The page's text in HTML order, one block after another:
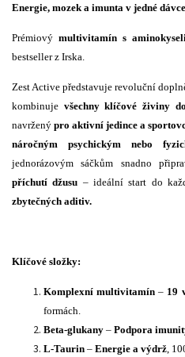
Energie, mozek a imunta v jedné dávce
Prémiový multivitamín s
bestseller z Irska.
Zest Active představuje revoluční
kombinuje všechny klíčové živiny
navrženýpro aktivní jedince a
náročným psychickým nebo
jednorázovým sáčkům snadno
příchutí džusu – ideální start do
zbytečných aditiv.
Klíčové složky:
Komplexní multivitamín – 19
formách.
Beta-glukany – Podpora
L-Taurin – Energie a výdrž ,